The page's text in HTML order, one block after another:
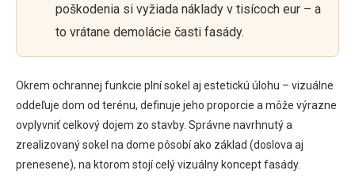
poškodenia si vyžiada náklady v tisícoch eur – a
to vrátane demolácie časti fasády.
Okrem ochrannej funkcie plní sokel aj estetickú úlohu – vizuálne
oddeľuje dom od terénu, definuje jeho proporcie a môže výrazne
ovplyvniť celkový dojem zo stavby. Správne navrhnutý a
zrealizovaný sokel na dome pôsobí ako základ (doslova aj
prenesene), na ktorom stojí celý vizuálny koncept fasády.